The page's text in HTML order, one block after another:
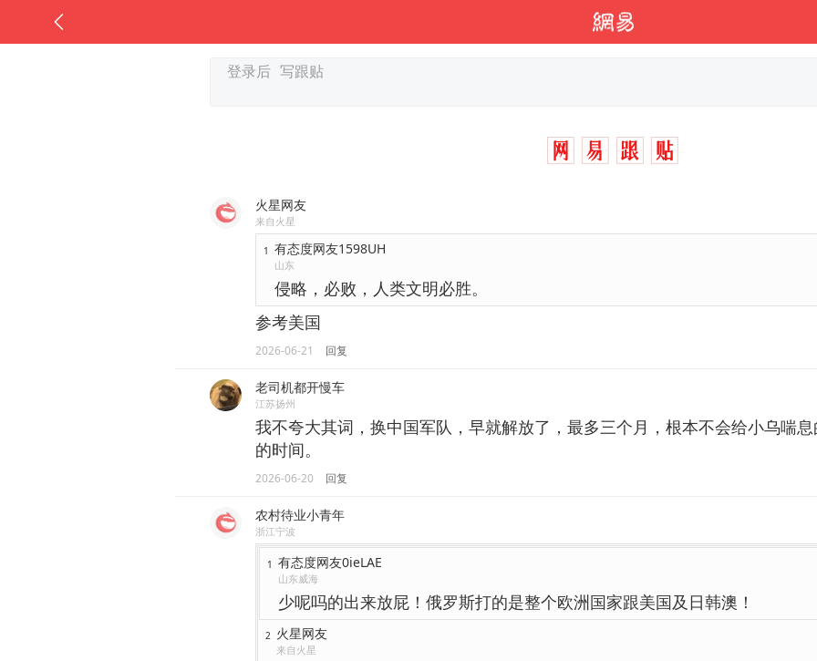
火星网友
来自火星
1 有态度网友1598UH
山东
侵略，必败，人类文明必胜。
参考美国
2026-06-21 回复
老司机都开慢车
江苏扬州
我不夸大其词，换中国军队，早就解放了，最多三个月，根本不会给小乌喘
的时间。
2026-06-20 回复
农村待业小青年
浙江宁波
1 有态度网友0ieLAE
山东威海
少呢吗的出来放屁！俄罗斯打的是整个欧洲国家跟美国及日韩澳！
2 火星网友
来自火星